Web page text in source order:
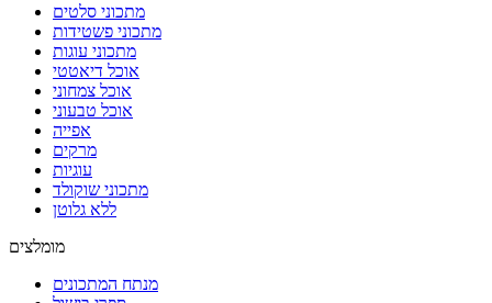
מתכוני סלטים
מתכוני פשטידות
מתכוני עוגות
אוכל דיאטטי
אוכל צמחוני
אוכל טבעוני
אפייה
מרקים
עוגיות
מתכוני שוקולד
ללא גלוטן
מומלצים
מנתח המתכונים